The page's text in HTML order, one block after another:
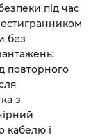
під час
без
повторного
з
кабелю і